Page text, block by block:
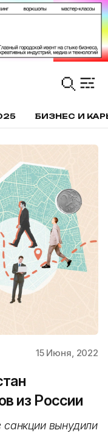
БИЗНЕС И
15 Июня, 2022
из России
вынудили